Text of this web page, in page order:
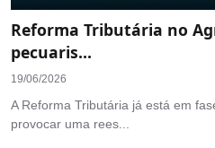
Reforma Tributária no
pecuaris...
19/06/2026
A Reforma Tributária já está em
provocar uma rees...